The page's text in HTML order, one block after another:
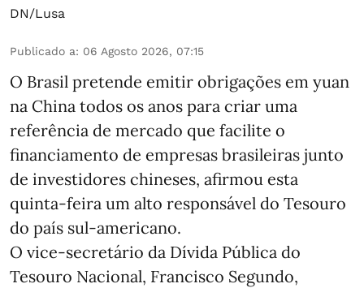
DN/Lusa
Publicado a: 06 Agosto 2026, 07:15
O Brasil pretende emitir obrigações em yuan
na China todos os anos para criar uma
referência de mercado que facilite o
financiamento de empresas brasileiras junto
de investidores chineses, afirmou esta
quinta-feira um alto responsável do Tesouro
do país sul-americano.
O vice-secretário da Dívida Pública do
Tesouro Nacional, Francisco Segundo,